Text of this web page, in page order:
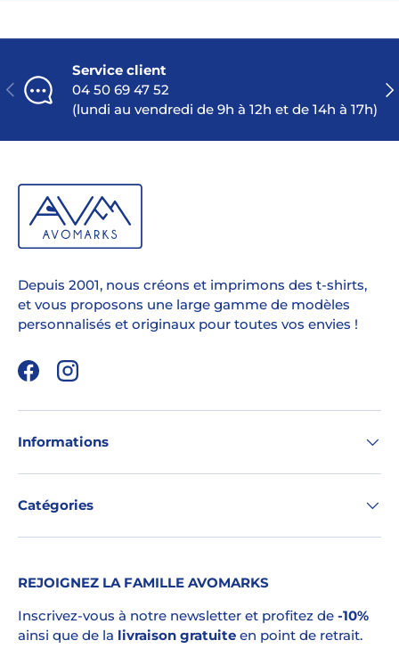
PRÉCÉDENT
Service client
04 50 69 47 52
(lundi au vendredi de 9h à 12h et de 14h à 17h)
Depuis 2001, nous créons et imprimons des t-shirts,
et vous proposons une large gamme de modèles
personnalisés et originaux pour toutes vos envies !
FacebookInstagram
Informations
Catégories
REJOIGNEZ LA FAMILLE AVOMARKS
Inscrivez-vous à notre newsletter et profitez de -10%
ainsi que de la livraison gratuite en point de retrait.